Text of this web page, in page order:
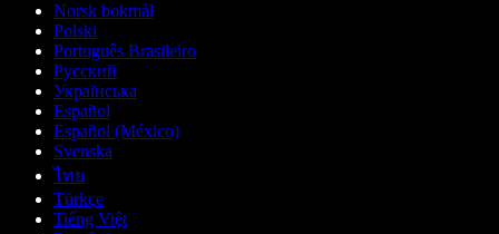
Norsk bokmål
Polski
Português Brasileiro
Русский
Українська
Español
Español (México)
Svenska
ไทย
Türkçe
Tiếng Việt